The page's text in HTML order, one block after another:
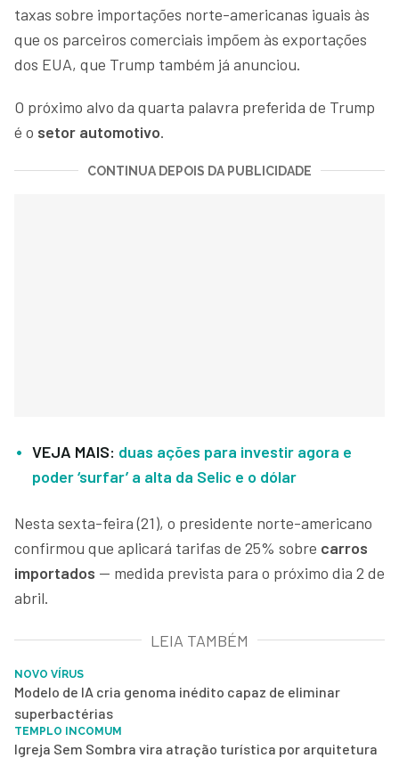
taxas sobre importações norte-americanas iguais às
que os parceiros comerciais impõem às exportações
dos EUA, que Trump também já anunciou.
O próximo alvo da quarta palavra preferida de Trump
é o setor automotivo.
CONTINUA DEPOIS DA PUBLICIDADE
VEJA MAIS: duas ações para investir agora e
poder ‘surfar’ a alta da Selic e o dólar
Nesta sexta-feira (21), o presidente norte-americano
confirmou que aplicará tarifas de 25% sobre carros
importados — medida prevista para o próximo dia 2 de
abril.
LEIA TAMBÉM
NOVO VÍRUS
Modelo de IA cria genoma inédito capaz de eliminar
superbactérias
TEMPLO INCOMUM
Igreja Sem Sombra vira atração turística por arquitetura